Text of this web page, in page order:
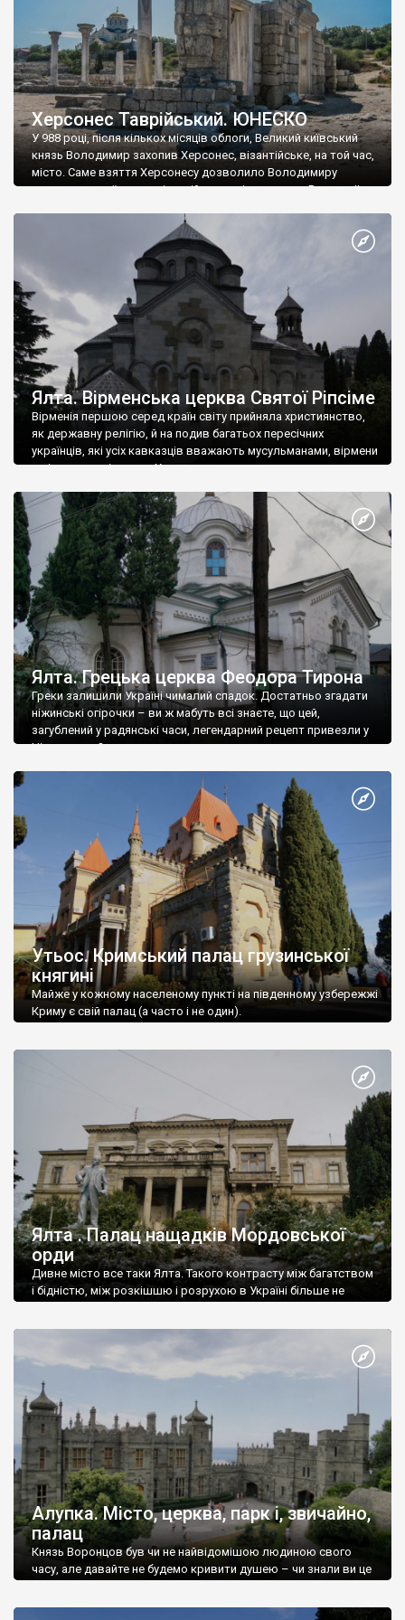
Херсонес Таврійський. ЮНЕСКО
У 988 році, після кількох місяців облоги, Великий київський
князь Володимир захопив Херсонес, візантійське, на той час,
місто. Саме взяття Херсонесу дозволило Володимиру
диктувати свої умови візантійському імператору Василю ІІ, та
Херсонесі Володимир-язичник, став Василем-християнином.
А потім було Хрещення Русі. На честь Херсонесу Таврійського
Ялта. Вірменська церква Святої Ріпсіме
Вірменія першою серед країн світу прийняла християнство,
як державну релігію, й на подив багатьох пересічних
українців, які усіх кавказців вважають мусульманами, вірмени
є відданими вірянами Христа
Ялта. Грецька церква Феодора Тирона
Греки залишили Україні чималий спадок. Достатньо згадати
ніжинські огірочки – ви ж мабуть всі знаєте, що цей,
загублений у радянські часи, легендарний рецепт привезли у
Ніжин греки?
Утьос. Кримський палац грузинської
княгині
Майже у кожному населеному пункті на південному узбережжі
Криму є свій палац (а часто і не один).
Ялта . Палац нащадків Мордовської
орди
Дивне місто все таки Ялта. Такого контрасту між багатством
і бідністю, між розкішшю і розрухою в Україні більше не
Алупка. Місто, церква, парк і, звичайно,
палац
Князь Воронцов був чи не найвідомішою людиною свого
часу, але давайте не будемо кривити душею – чи знали ви це